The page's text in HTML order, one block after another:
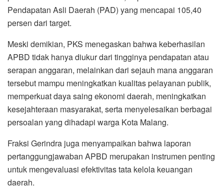
Pendapatan Asli Daerah (PAD) yang mencapai 105,40
persen dari target.
Meski demikian, PKS menegaskan bahwa keberhasilan
APBD tidak hanya diukur dari tingginya pendapatan atau
serapan anggaran, melainkan dari sejauh mana anggaran
tersebut mampu meningkatkan kualitas pelayanan publik,
memperkuat daya saing ekonomi daerah, meningkatkan
kesejahteraan masyarakat, serta menyelesaikan berbagai
persoalan yang dihadapi warga Kota Malang.
Fraksi Gerindra juga menyampaikan bahwa laporan
pertanggungjawaban APBD merupakan instrumen penting
untuk mengevaluasi efektivitas tata kelola keuangan
daerah.